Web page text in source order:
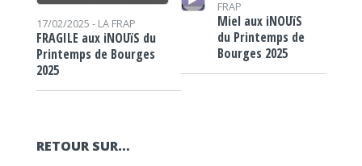
17/02/2025 - LA FRAP
FRAGILE aux iNOUïS du
Printemps de Bourges
2025
FRAP
Miel aux iNOUïS
du Printemps de
Bourges 2025
RETOUR SUR…